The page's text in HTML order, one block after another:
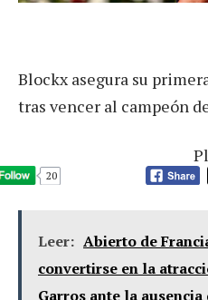
Blockx asegura su
tras vencer al campeón
20
Leer: Abierto de
convertirse en la
Garros ante la